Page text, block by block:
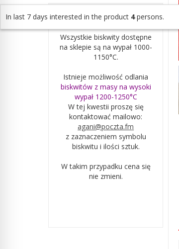
In last 7 days interested in the product 4persons.
B I S K W I T Y
Wszystkie biskwity dostępne
na sklepie są na wypał 1000-
1150°C.
Istnieje możliwość odlania
biskwitów z masy na wysoki
wypał 1200-1250°C
W tej kwestii proszę się
kontaktować mailowo:
agani@poczta.fm
z zaznaczeniem symbolu
biskwitu i ilości sztuk.
W takim przypadku cena się
nie zmieni.